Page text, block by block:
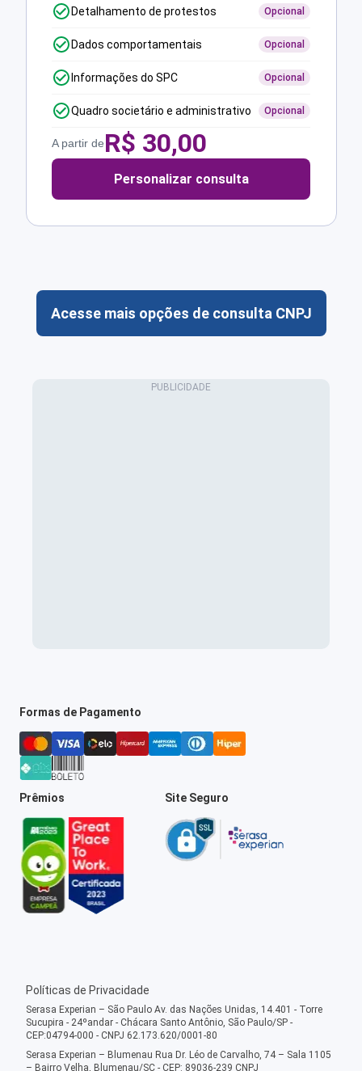
Detalhamento de protestos Opcional
Dados comportamentais Opcional
Informações do SPC Opcional
Quadro societário e administrativo Opcional
A partir deR$ 30,00
Personalizar consulta
Acesse mais opções de consulta CNPJ
Formas de Pagamento
Prêmios Site Seguro
Políticas de Privacidade
Serasa Experian – São Paulo Av. das Nações Unidas, 14.401 - Torre
Sucupira - 24ºandar - Chácara Santo Antônio, São Paulo/SP -
CEP:04794-000 - CNPJ 62.173.620/0001-80
Serasa Experian – Blumenau Rua Dr. Léo de Carvalho, 74 – Sala 1105
– Bairro Velha, Blumenau/SC - CEP: 89036-239 CNPJ